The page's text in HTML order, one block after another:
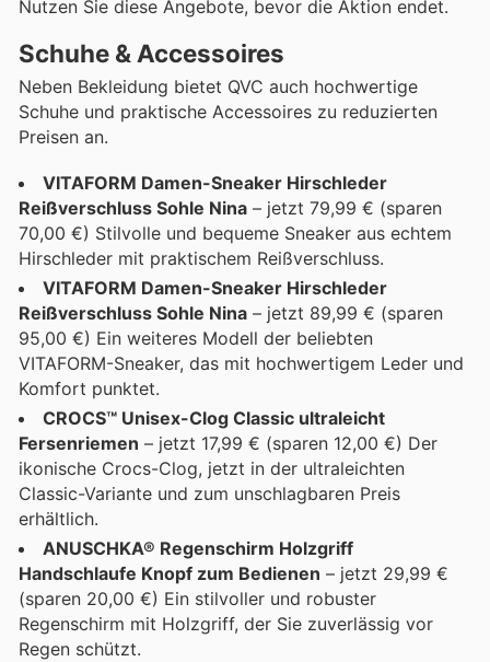
Nutzen Sie diese Angebote, bevor die Aktion endet.
Schuhe & Accessoires
Neben Bekleidung bietet QVC auch hochwertige
Schuhe und praktische Accessoires zu reduzierten
Preisen an.
VITAFORM Damen-Sneaker Hirschleder
Reißverschluss Sohle Nina – jetzt 79,99 € (sparen
70,00 €) Stilvolle und bequeme Sneaker aus echtem
Hirschleder mit praktischem Reißverschluss.
VITAFORM Damen-Sneaker Hirschleder
Reißverschluss Sohle Nina – jetzt 89,99 € (sparen
95,00 €) Ein weiteres Modell der beliebten
VITAFORM-Sneaker, das mit hochwertigem Leder und
Komfort punktet.
CROCS™ Unisex-Clog Classic ultraleicht
Fersenriemen – jetzt 17,99 € (sparen 12,00 €) Der
ikonische Crocs-Clog, jetzt in der ultraleichten
Classic-Variante und zum unschlagbaren Preis
erhältlich.
ANUSCHKA® Regenschirm Holzgriff
Handschlaufe Knopf zum Bedienen – jetzt 29,99 €
(sparen 20,00 €) Ein stilvoller und robuster
Regenschirm mit Holzgriff, der Sie zuverlässig vor
Regen schützt.